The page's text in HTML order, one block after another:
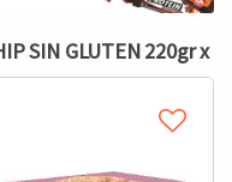
SIN GLUTEN 220gr x